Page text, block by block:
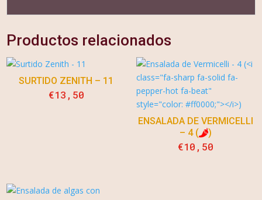
Productos relacionados
SURTIDO ZENITH – 11
€13,50
ENSALADA DE VERMICELLI
– 4 (
)
€10,50